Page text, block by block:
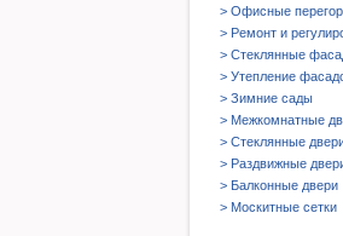
> Офисные
> Ремонт и
> Стеклянные
> Утепление
> Зимние сады
> Межкомнатные
> Стеклянные
> Раздвижные
> Балконные двери
> Москитные сетки